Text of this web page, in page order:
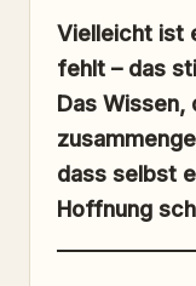
Vielleicht ist
fehlt – das
Das
dass selbst
Hoffnung